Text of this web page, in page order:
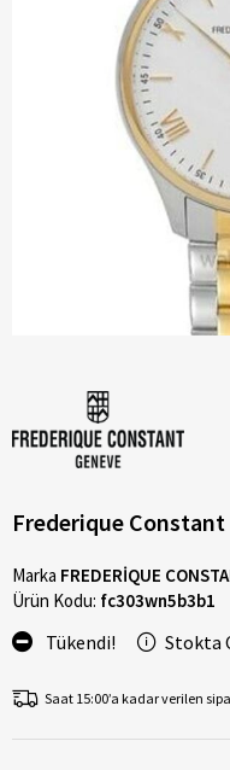
Frederique
Marka FREDERİQUE
Ürün Kodu: fc303wn5b3b1
Tükendi! Stokta
Saat 15:00’a kadar verilen